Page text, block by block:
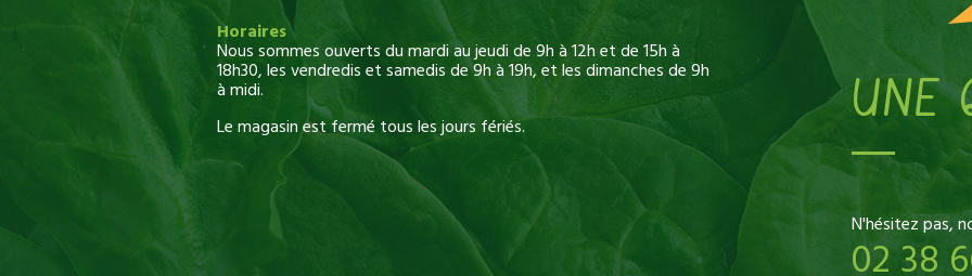
UNE
N'hésitez pas,
02 38
Horaires
Nous sommes ouverts du mardi au jeudi de 9h à 12h et de 15h à
18h30, les vendredis et samedis de 9h à 19h, et les dimanches de 9h
à midi.
Le magasin est fermé tous les jours fériés.